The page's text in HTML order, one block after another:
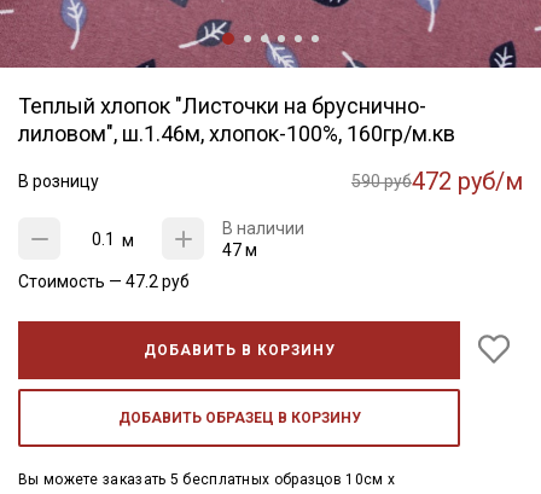
Теплый хлопок "Листочки на бруснично-
лиловом", ш.1.46м, хлопок-100%, 160гр/м.кв
В розницу 590 руб472 руб/м
м
В наличии
47 м
Стоимость — 47.2 руб
ДОБАВИТЬ В КОРЗИНУ
ДОБАВИТЬ ОБРАЗЕЦ В КОРЗИНУ
Вы можете заказать 5 бесплатных образцов 10см x